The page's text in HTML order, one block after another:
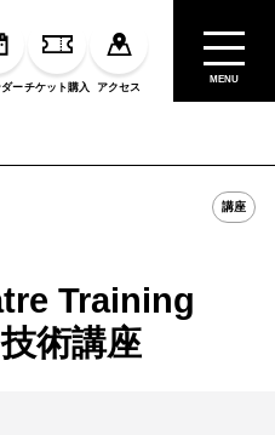
ーチケット購入 アクセス
MENU
講座
Training
術講座